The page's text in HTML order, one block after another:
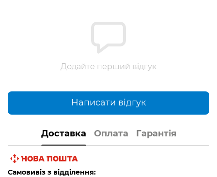
Додайте перший відгук
Написати відгук
Доставка Оплата Гарантія
Самовивіз з відділення: